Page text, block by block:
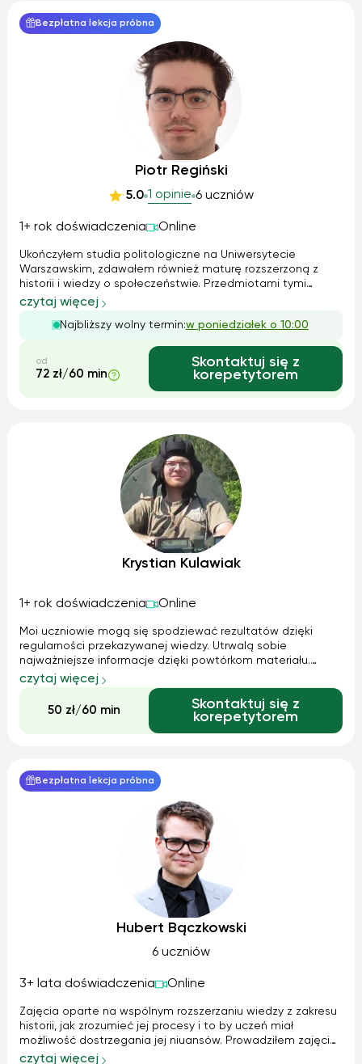
Bezpłatna lekcja próbna
Piotr Regiński
5.0 1 opinie 6 uczniów
1+ rok doświadczenia Online
Ukończyłem studia politologiczne na Uniwersytecie
Warszawskim, zdawałem również maturę rozszerzoną z
historii i wiedzy o społeczeństwie. Przedmiotami tymi
interesowałem się również hobbistycznie. Jestem w stanie
nie tylko przekazać wiedzę, pomóc zrozumieć czy
powtórzyć dane zagadnienie, ale również ...
czytaj więcej
Najbliższy wolny termin:w poniedziałek o 10:00
od
72 zł/60 min
Skontaktuj się z
korepetytorem
Krystian Kulawiak
1+ rok doświadczenia Online
Moi uczniowie mogą się spodziewać rezultatów dzięki
regularności przekazywanej wiedzy. Utrwalą sobie
najważniejsze informacje dzięki powtórkom materiału.
Same korepetycje bez pracy własnej w domu nie wróżą
czytaj więcej
50 zł/60 min
Skontaktuj się z
korepetytorem
Bezpłatna lekcja próbna
Hubert Bączkowski
6 uczniów
3+ lata doświadczenia Online
Zajęcia oparte na wspólnym rozszerzaniu wiedzy z zakresu
historii, jak zrozumieć jej procesy i to by uczeń miał
możliwość dostrzegania jej niuansów. Prowadziłem zajęcia
z historii zarówno dla szkoły podstawowej jak i w formacie
czytaj więcej